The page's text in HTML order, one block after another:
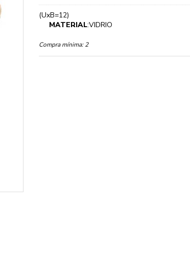
(UxB=12)
MATERIAL:VIDRIO
Compra mínima: 2